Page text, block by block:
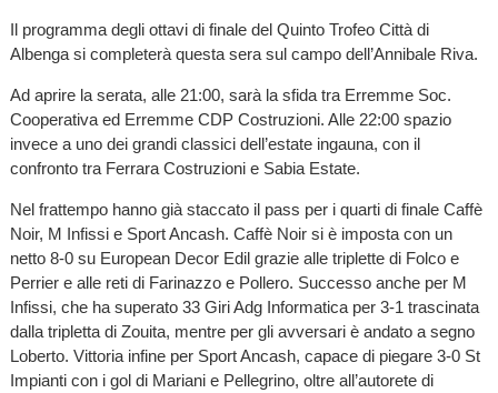
Il programma degli ottavi di finale del Quinto Trofeo Città di
Albenga si completerà questa sera sul campo dell’Annibale Riva.
Ad aprire la serata, alle 21:00, sarà la sfida tra Erremme Soc.
Cooperativa ed Erremme CDP Costruzioni. Alle 22:00 spazio
invece a uno dei grandi classici dell’estate ingauna, con il
confronto tra Ferrara Costruzioni e Sabia Estate.
Nel frattempo hanno già staccato il pass per i quarti di finale Caffè
Noir, M Infissi e Sport Ancash. Caffè Noir si è imposta con un
netto 8-0 su European Decor Edil grazie alle triplette di Folco e
Perrier e alle reti di Farinazzo e Pollero. Successo anche per M
Infissi, che ha superato 33 Giri Adg Informatica per 3-1 trascinata
dalla tripletta di Zouita, mentre per gli avversari è andato a segno
Loberto. Vittoria infine per Sport Ancash, capace di piegare 3-0 St
Impianti con i gol di Mariani e Pellegrino, oltre all’autorete di